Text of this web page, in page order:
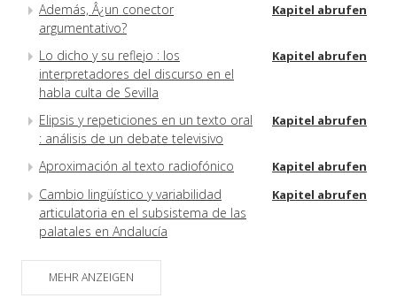
Además, Â¿un conector
argumentativo?
Kapitel abrufen
Lo dicho y su reflejo : los
interpretadores del discurso en el
habla culta de Sevilla
Kapitel abrufen
Elipsis y repeticiones en un texto oral
: análisis de un debate televisivo
Kapitel abrufen
Aproximación al texto radiofónico Kapitel abrufen
Cambio lingüístico y variabilidad
articulatoria en el subsistema de las
palatales en Andalucía
Kapitel abrufen
Análisis estadístico-sociológico de
los comportamientos lingüísticos en
la localidad de Pedrera
MEHR ANZEIGEN